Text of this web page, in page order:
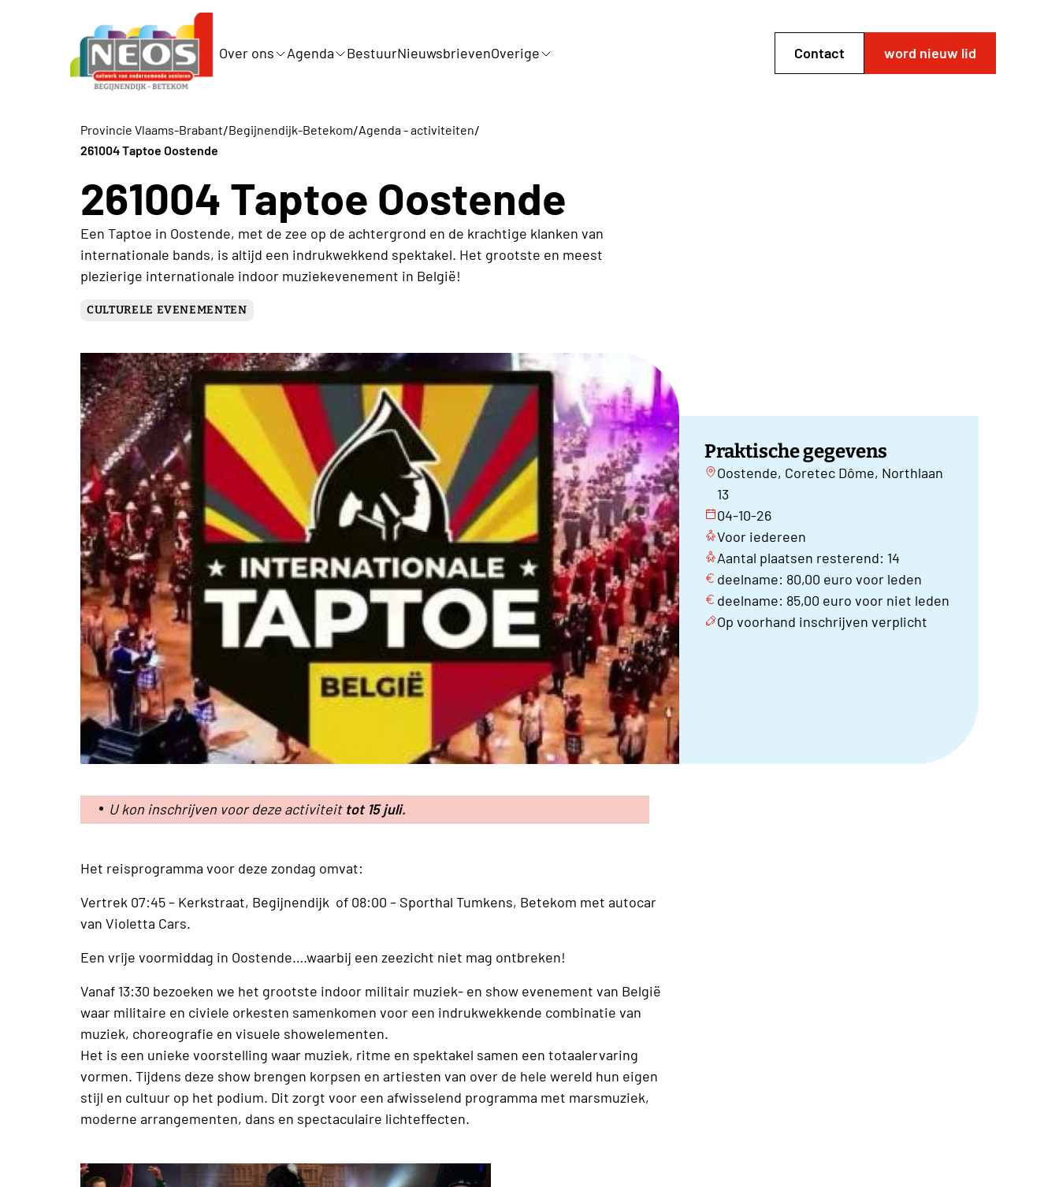
Over ons Agenda BestuurNieuwsbrievenOverige Contact word nieuw lid
Provincie Vlaams-Brabant/Begijnendijk-Betekom/Agenda - activiteiten/
261004 Taptoe Oostende
261004 Taptoe Oostende
Een Taptoe in Oostende, met de zee op de achtergrond en de krachtige klanken van
internationale bands, is altijd een indrukwekkend spektakel. Het grootste en meest
plezierige internationale indoor muziekevenement in België!
CULTURELE EVENEMENTEN
Praktische gegevens
Oostende, Coretec Dôme, Northlaan
13
04-10-26
Voor iedereen
Aantal plaatsen resterend: 14
deelname: 80,00 euro voor leden
deelname: 85,00 euro voor niet leden
Op voorhand inschrijven verplicht
U kon inschrijven voor deze activiteit tot 15 juli.
Het reisprogramma voor deze zondag omvat:
Vertrek 07:45 – Kerkstraat, Begijnendijk of 08:00 – Sporthal Tumkens, Betekom met autocar
van Violetta Cars.
Een vrije voormiddag in Oostende….waarbij een zeezicht niet mag ontbreken!
Vanaf 13:30 bezoeken we het grootste indoor militair muziek- en show evenement van België
waar militaire en civiele orkesten samenkomen voor een indrukwekkende combinatie van
muziek, choreografie en visuele showelementen.
Het is een unieke voorstelling waar muziek, ritme en spektakel samen een totaalervaring
vormen. Tijdens deze show brengen korpsen en artiesten van over de hele wereld hun eigen
stijl en cultuur op het podium. Dit zorgt voor een afwisselend programma met marsmuziek,
moderne arrangementen, dans en spectaculaire lichteffecten.